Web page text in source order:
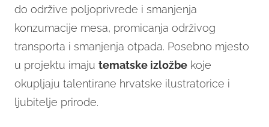
do održive poljoprivrede i smanjenja
konzumacije mesa, promicanja održivog
transporta i smanjenja otpada. Posebno mjesto
u projektu imaju tematske izložbe koje
okupljaju talentirane hrvatske ilustratorice i
ljubitelje prirode.